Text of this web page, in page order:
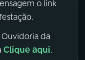
o link
da
Clique aqui.